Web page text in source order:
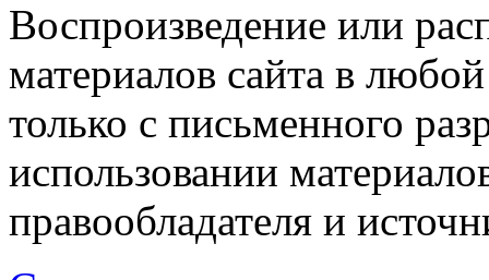
Воспроизведение или
материалов сайта в
только с письменного
использовании
правообладателя и